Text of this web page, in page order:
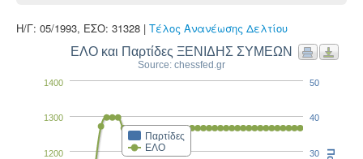
Η/Γ: 05/1993, ΕΣΟ: 31328 | Τέλος Ανανέωσης Δελτίου
ΕΛΟ και Παρτίδες ΞΕΝΙΔΗΣ ΣΥΜΕΩΝ
Source: chessfed.gr
Παρτίδες
ΕΛΟ
1200
1300
1400
30
40
50